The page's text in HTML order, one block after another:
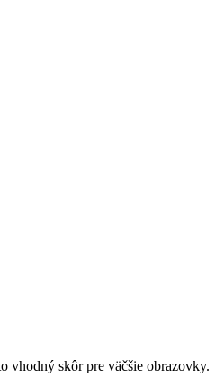
vhodný skôr pre väčšie obrazovky.